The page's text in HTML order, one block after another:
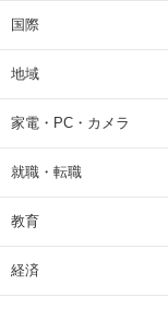
国際
地域
家電・PC・カメラ
就職・転職
教育
経済